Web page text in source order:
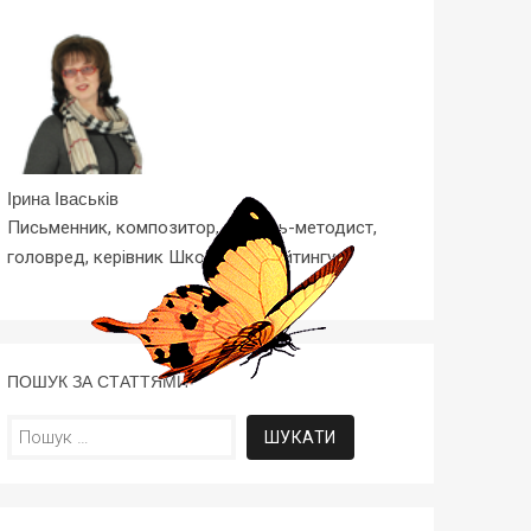
Ірина Іваськів
Письменник, композитор, вчитель-методист,
головред, керівник Школи Копірайтингу
ПОШУК ЗА СТАТТЯМИ
Пошук: